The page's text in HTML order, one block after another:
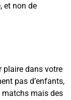
et non de
dans votre
pas d’enfants,
matchs mais des